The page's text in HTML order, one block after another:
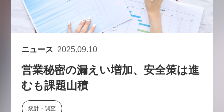
サイトマップ
お問い合わせ
個人情報保護法について
採用情報
セミナー
【8/12開催】「イノベーションを
数値化する」～投資される事業の
学ぶ資金調達・巻き込みのリアル
2026-06-10
ニュース 2025.09.10
営業秘密の漏えい増加、安全策は進
むも課題山積
統計・調査